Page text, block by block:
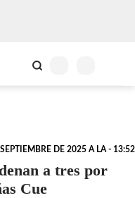
DE 2025 A LA - 13:52
a tres por
Cue